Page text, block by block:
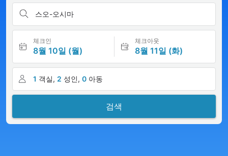
스오-오시마
체크인
8월 10일 (월)
체크아웃
8월 11일 (화)
1 객실, 2 성인, 0 아동
검색